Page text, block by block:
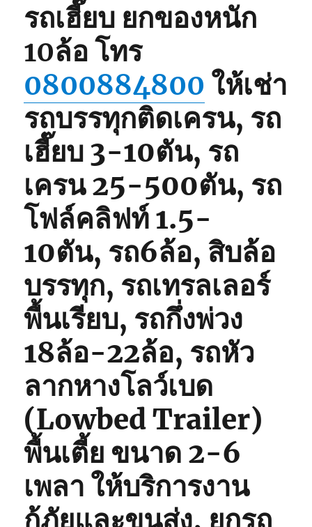
รถเฮี๊ยบ ยกของหนัก
10ล้อ โทร
0800884800 ให้เช่า
รถบรรทุกติดเครน, รถ
เฮี๊ยบ 3-10ตัน, รถ
เครน 25-500ตัน, รถ
โฟล์คลิฟท์ 1.5-
10ตัน, รถ6ล้อ, สิบล้อ
บรรทุก, รถเทรลเลอร์
พื้นเรียบ, รถกึ่งพ่วง
18ล้อ-22ล้อ, รถหัว
ลากหางโลว์เบด
(Lowbed Trailer)
พื้นเตี้ย ขนาด 2-6
เพลา ให้บริการงาน